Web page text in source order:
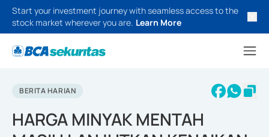
Start your investment journey with seamless access to the
stock market wherever you are. Learn More
BERITA HARIAN
HARGA MINYAK MENTAH